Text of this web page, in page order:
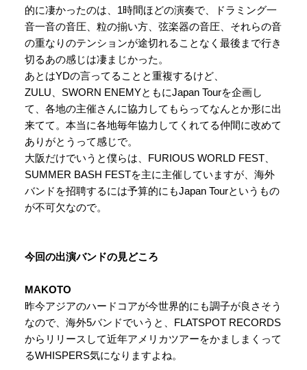
的に凄かったのは、1時間ほどの演奏で、ドラミング一
音一音の音圧、粒の揃い方、弦楽器の音圧、それらの音
の重なりのテンションが途切れることなく最後まで行き
切るあの感じは凄まじかった。
あとはYDの言ってることと重複するけど、
ZULU、SWORN ENEMYともにJapan Tourを企画し
て、各地の主催さんに協力してもらってなんとか形に出
来てて。本当に各地毎年協力してくれてる仲間に改めて
ありがとうって感じで。
大阪だけでいうと僕らは、FURIOUS WORLD FEST、
SUMMER BASH FESTを主に主催していますが、海外
バンドを招聘するには予算的にもJapan Tourというもの
が不可欠なので。
今回の出演バンドの見どころ
MAKOTO
昨今アジアのハードコアが今世界的にも調子が良さそう
なので、海外5バンドでいうと、FLATSPOT RECORDS
からリリースして近年アメリカツアーをかましまくって
るWHISPERS気になりますよね。